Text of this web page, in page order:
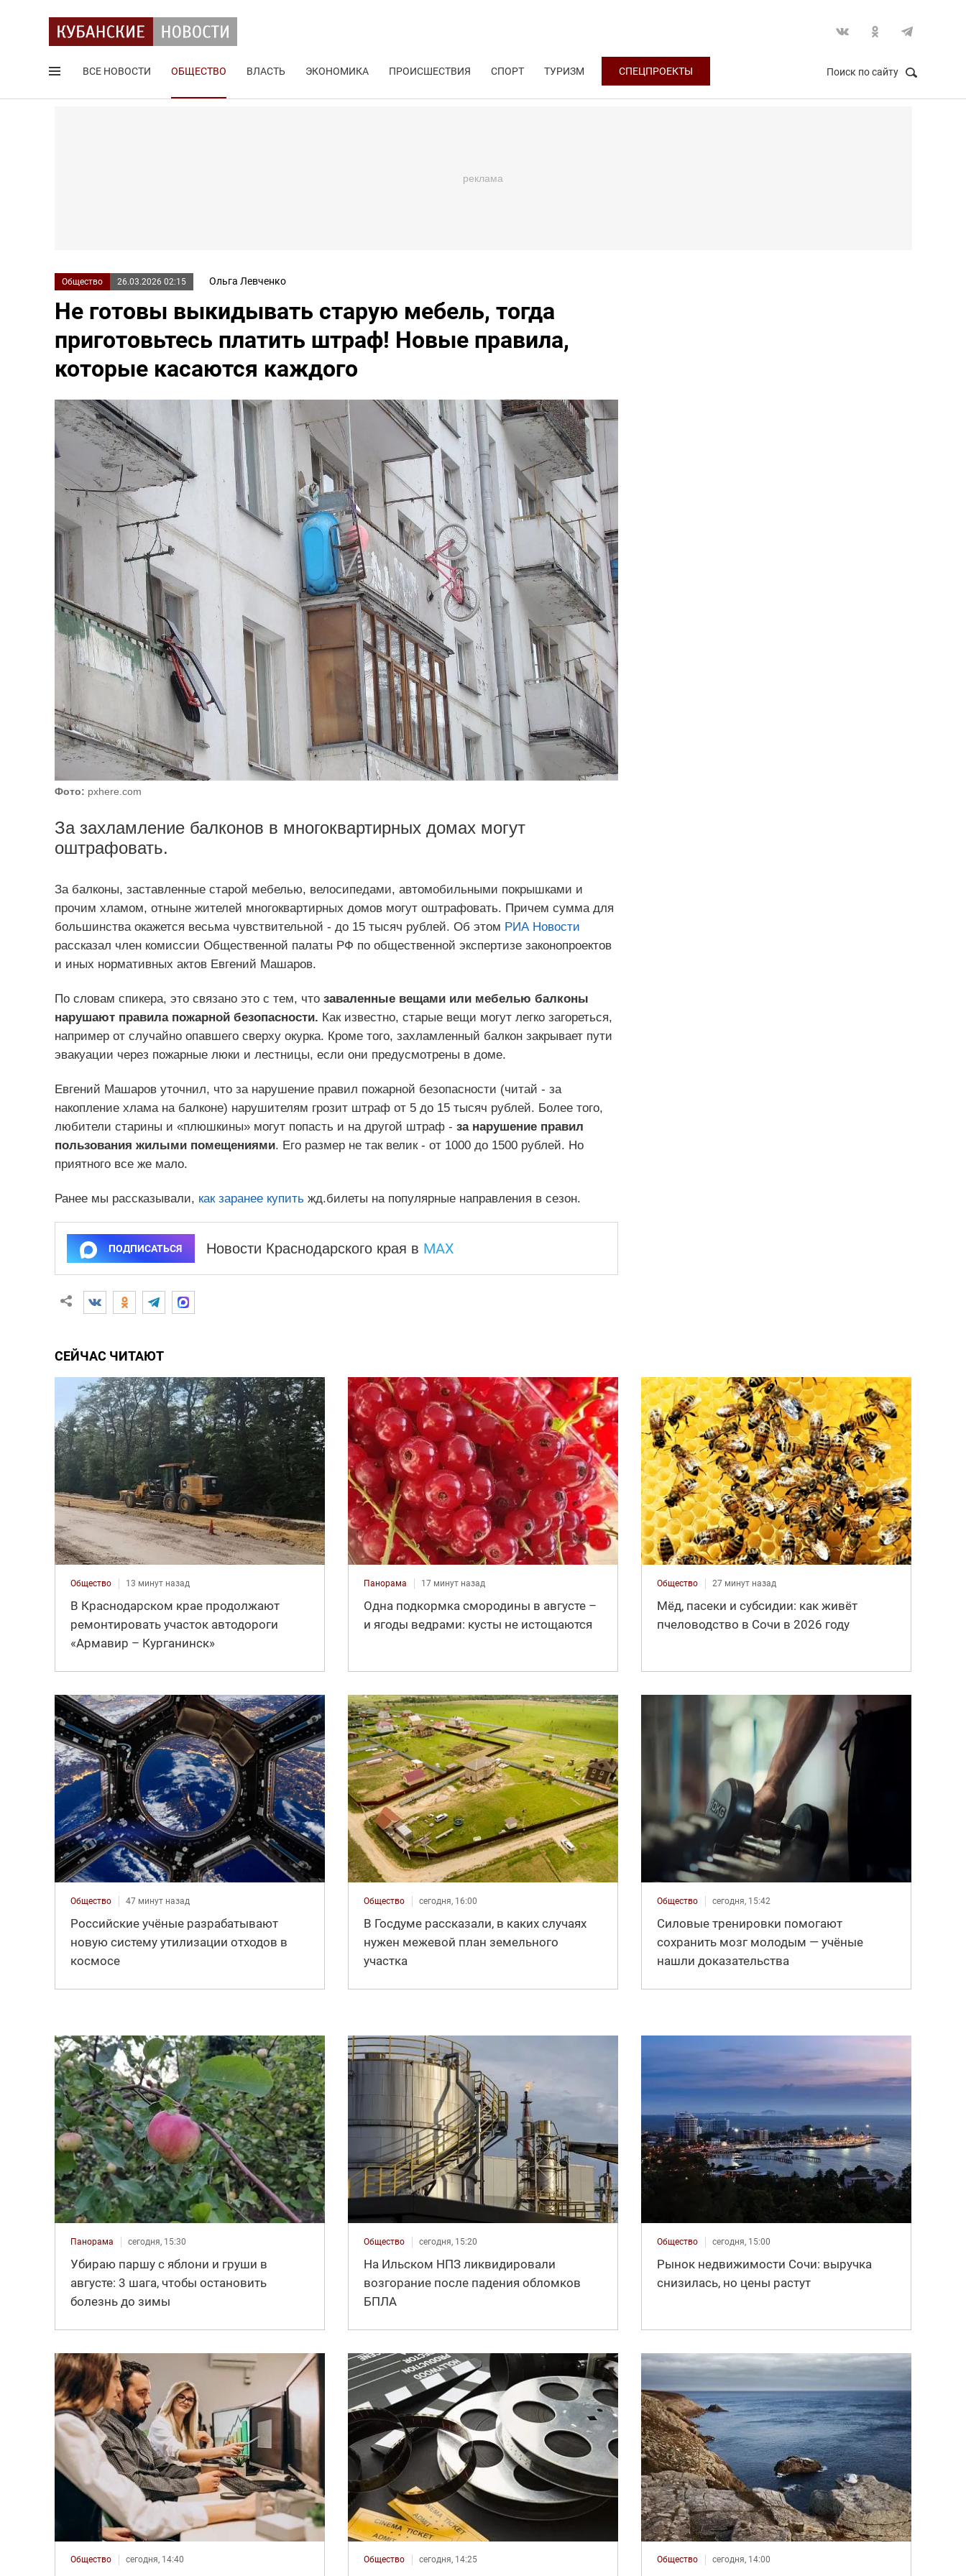
ВСЕ НОВОСТИ ОБЩЕСТВО ВЛАСТЬ ЭКОНОМИКА ПРОИСШЕСТВИЯ СПОРТ ТУРИЗМ СПЕЦПРОЕКТЫ Поиск по сайту
Общество 26.03.2026 02:15 Ольга Левченко
Не готовы выкидывать старую мебель, тогда
приготовьтесь платить штраф! Новые правила,
которые касаются каждого
Фото: pxhere.com
За захламление балконов в многоквартирных домах могут
оштрафовать.
За балконы, заставленные старой мебелью, велосипедами, автомобильными покрышками и
прочим хламом, отныне жителей многоквартирных домов могут оштрафовать. Причем сумма для
большинства окажется весьма чувствительной - до 15 тысяч рублей. Об этом РИА Новости
рассказал член комиссии Общественной палаты РФ по общественной экспертизе законопроектов
и иных нормативных актов Евгений Машаров.
По словам спикера, это связано это с тем, что заваленные вещами или мебелью балконы
нарушают правила пожарной безопасности. Как известно, старые вещи могут легко загореться,
например от случайно опавшего сверху окурка. Кроме того, захламленный балкон закрывает пути
эвакуации через пожарные люки и лестницы, если они предусмотрены в доме.
Евгений Машаров уточнил, что за нарушение правил пожарной безопасности (читай - за
накопление хлама на балконе) нарушителям грозит штраф от 5 до 15 тысяч рублей. Более того,
любители старины и «плюшкины» могут попасть и на другой штраф - за нарушение правил
пользования жилыми помещениями. Его размер не так велик - от 1000 до 1500 рублей. Но
приятного все же мало.
Ранее мы рассказывали, как заранее купитьжд.билеты на популярные направления в сезон.
ПОДПИСАТЬСЯ Новости Краснодарского края в MAX
СЕЙЧАС ЧИТАЮТ
Общество 13 минут назад
В Краснодарском крае продолжают
ремонтировать участок автодороги
«Армавир – Курганинск»
Панорама 17 минут назад
Одна подкормка смородины в августе –
и ягоды ведрами: кусты не истощаются
Общество 27 минут назад
Мёд, пасеки и субсидии: как живёт
пчеловодство в Сочи в 2026 году
Общество 47 минут назад
Российские учёные разрабатывают
новую систему утилизации отходов в
космосе
Общество сегодня, 16:00
В Госдуме рассказали, в каких случаях
нужен межевой план земельного
участка
Общество сегодня, 15:42
Силовые тренировки помогают
сохранить мозг молодым — учёные
нашли доказательства
Панорама сегодня, 15:30
Убираю паршу с яблони и груши в
августе: 3 шага, чтобы остановить
болезнь до зимы
Общество сегодня, 15:20
На Ильском НПЗ ликвидировали
возгорание после падения обломков
БПЛА
Общество сегодня, 15:00
Рынок недвижимости Сочи: выручка
снизилась, но цены растут
Общество сегодня, 14:40 Общество сегодня, 14:25 Общество сегодня, 14:00